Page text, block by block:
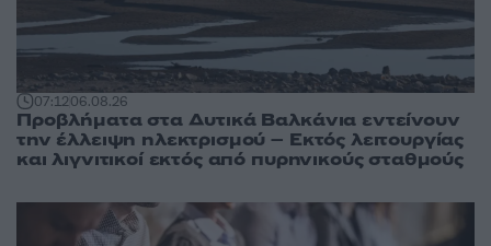
07:1206.08.26
Προβλήματα στα Δυτικά Βαλκάνια εντείνουν
την έλλειψη ηλεκτρισμού – Εκτός λειτουργίας
και λιγνιτικοί εκτός από πυρηνικούς σταθμούς